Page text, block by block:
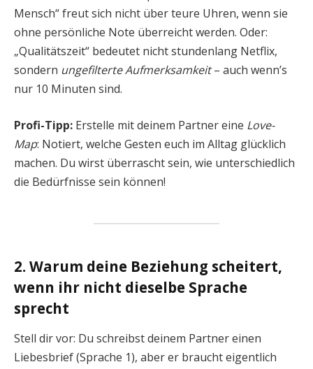
Mensch“ freut sich nicht über teure Uhren, wenn sie
ohne persönliche Note überreicht werden. Oder:
„Qualitätszeit“ bedeutet nicht stundenlang Netflix,
sondern ungefilterte Aufmerksamkeit– auch wenn’s
nur 10 Minuten sind.
Profi-Tipp: Erstelle mit deinem Partner eine Love-
Map: Notiert, welche Gesten euch im Alltag glücklich
machen. Du wirst überrascht sein, wie unterschiedlich
die Bedürfnisse sein können!
2. Warum deine Beziehung scheitert,
wenn ihr nicht dieselbe Sprache
sprecht
Stell dir vor: Du schreibst deinem Partner einen
Liebesbrief (Sprache 1), aber er braucht eigentlich